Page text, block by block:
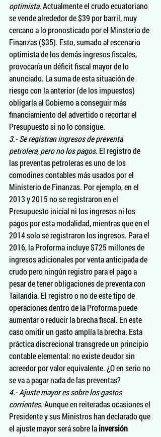
optimista. Actualmente el crudo ecuatoriano
se vende alrededor de $39 por barril, muy
cercano a lo pronosticado por el Minsterio de
Finanzas ($35). Esto, sumado al escenario
optimista de los demás ingresos fiscales,
provocaría un déficit fiscal mayor de lo
anunciado. La suma de esta situación de
riesgo con la anterior (de los impuestos)
obligaría al Gobierno a conseguir más
financiamiento del advertido o recortar el
Presupuesto si no lo consigue.
3.- Se registran ingresos de preventa
petrolera, pero no los pagos. El registro de
las preventas petroleras es uno de los
comodines contables más usados por el
Ministerio de Finanzas. Por ejemplo, en el
2013 y 2015 no se registraron en el
Presupuesto inicial ni los ingresos ni los
pagos por esta modalidad, mientras que en el
2014 solo se registraron los ingresos. Para el
2016, la Proforma incluye $725 millones de
ingresos adicionales por venta anticipada de
crudo pero ningún registro para el pago a
pesar de tener obligaciones de preventa con
Tailandia. El registro o no de este tipo de
operaciones dentro de la Proforma puede
aumentar o reducir la brecha fiscal. En este
caso omitir un gasto amplía la brecha. Esta
práctica discrecional transgrede un principio
contable elemental: no existe deudor sin
acreedor por valor equivalente. ¿O en serio no
se va a pagar nada de las preventas?
4.- Ajuste mayor es sobre los gastos
corrientes. Aunque en reiteradas ocasiones el
Presidente y sus Ministros han declarado que
el ajuste mayor será sobre la inversión